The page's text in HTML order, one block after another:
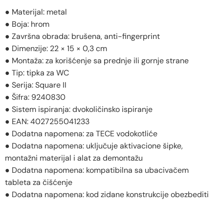
● Materijal: metal
● Boja: hrom
● Završna obrada: brušena, anti-fingerprint
● Dimenzije: 22 × 15 × 0,3 cm
● Montaža: za korišćenje sa prednje ili gornje strane
● Tip: tipka za WC
● Serija: Square II
● Šifra: 9240830
● Sistem ispiranja: dvokoličinsko ispiranje
● EAN: 4027255041233
● Dodatna napomena: za TECE vodokotliće
● Dodatna napomena: uključuje aktivacione šipke,
montažni materijal i alat za demontažu
● Dodatna napomena: kompatibilna sa ubacivačem
tableta za čišćenje
● Dodatna napomena: kod zidane konstrukcije obezbediti